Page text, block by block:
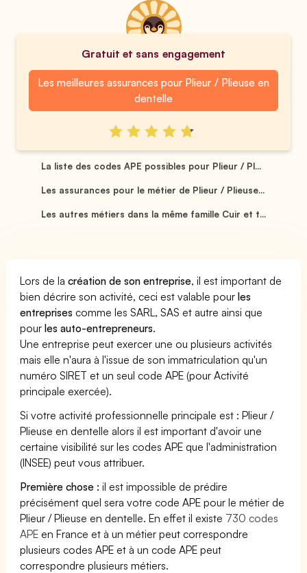
Gratuit et sans engagement
Les meilleures assurances pour Plieur / Plieuse en
dentelle
La liste des codes APE possibles pour Plieur / Pl...
Les assurances pour le métier de Plieur / Plieuse...
Les autres métiers dans la même famille Cuir et t...
Lors de lacréation de son entreprise, il est important de
bien décrire son activité, ceci est valable pourles
entreprises comme les SARL, SAS et autre ainsi que
pourles auto-entrepreneurs.
Une entreprise peut exercer une ou plusieurs activités
mais elle n'aura à l'issue de son immatriculation qu'un
numéro SIRET et un seul code APE (pour Activité
principale exercée).
Si votre activité professionnelle principale est : Plieur /
Plieuse en dentelle alors il est important d'avoir une
certaine visibilité sur les codes APE que l'administration
(INSEE) peut vous attribuer.
Première chose : il est impossible de prédire
précisément quel sera votre code APE pour le métier de
Plieur / Plieuse en dentelle. En effet il existe 730 codes
APE en France et à un métier peut correspondre
plusieurs codes APE et à un code APE peut
correspondre plusieurs métiers.